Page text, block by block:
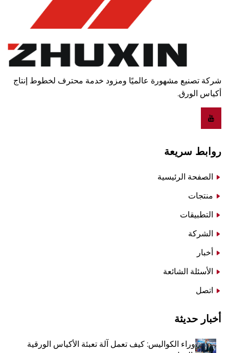
شركة تصنيع مشهورة عالميًا ومزود خدمة محترف لخطوط إنتاج
أكياس الورق.
روابط سريعة
الصفحة الرئيسية
منتجات
التطبيقات
الشركة
أخبار
الأسئلة الشائعة
اتصل
أخبار حديثة
وراء الكواليس: كيف تعمل آلة تعبئة الأكياس الورقية